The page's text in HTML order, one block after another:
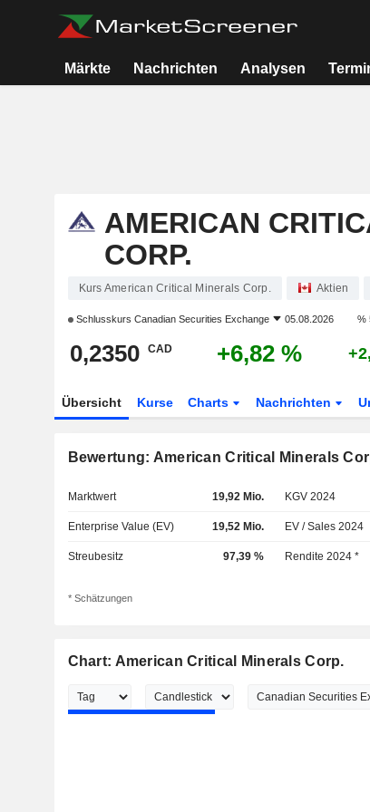
Märkte Nachrichten Analysen
AMERICAN
CORP.
Kurs American Critical Minerals Corp. Aktien
Schlusskurs Canadian Securities Exchange 05.08.2026 %
0,2350 CAD +6,82 %
Übersicht Kurse Charts Nachrichten
Bewertung: American Critical Minerals
Marktwert 19,92 Mio. KGV 2024
Enterprise Value (EV) 19,52 Mio. EV / Sales 2024
Streubesitz 97,39 % Rendite 2024 *
* Schätzungen
Chart: American Critical Minerals Corp.